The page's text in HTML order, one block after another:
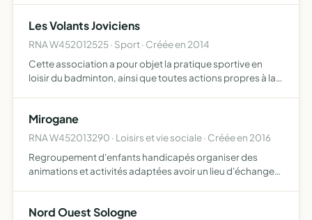
Les Volants Joviciens
RNA W452012525 · Sport · Créée en 2014
Cette association a pour objet la pratique sportive en
loisir du badminton, ainsi que toutes actions propres à la
Mirogane
RNA W452013290 · Loisirs et vie sociale · Créée en 2016
Regroupement d'enfants handicapés organiser des
animations et activités adaptées avoir un lieu d'échanges
rela…
Nord Ouest Sologne